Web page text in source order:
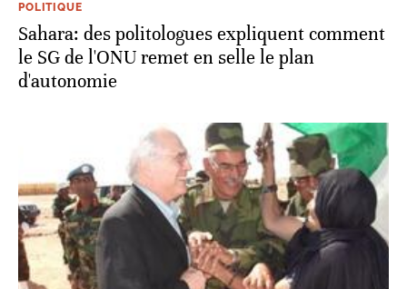
POLITIQUE
Sahara: des politologues expliquent comment
le SG de l'ONU remet en selle le plan
d'autonomie